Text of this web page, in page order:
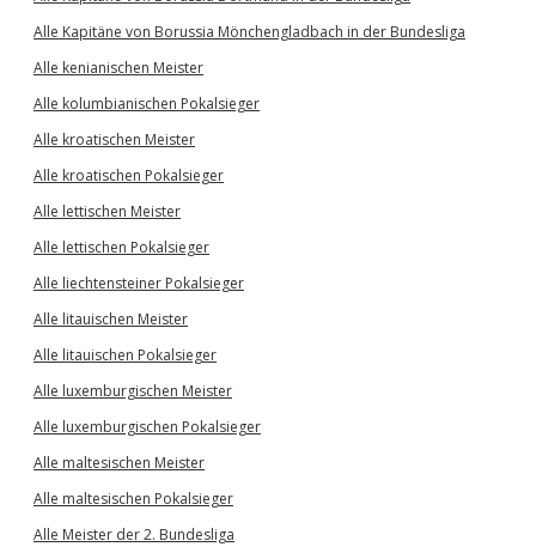
Alle Kapitäne von Borussia Mönchengladbach in der Bundesliga
Alle kenianischen Meister
Alle kolumbianischen Pokalsieger
Alle kroatischen Meister
Alle kroatischen Pokalsieger
Alle lettischen Meister
Alle lettischen Pokalsieger
Alle liechtensteiner Pokalsieger
Alle litauischen Meister
Alle litauischen Pokalsieger
Alle luxemburgischen Meister
Alle luxemburgischen Pokalsieger
Alle maltesischen Meister
Alle maltesischen Pokalsieger
Alle Meister der 2. Bundesliga